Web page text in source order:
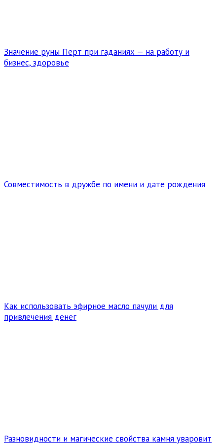
Значение руны Перт при гаданиях — на работу и
бизнес, здоровье
Совместимость в дружбе по имени и дате рождения
Как использовать эфирное масло пачули для
привлечения денег
Разновидности и магические свойства камня уваровит